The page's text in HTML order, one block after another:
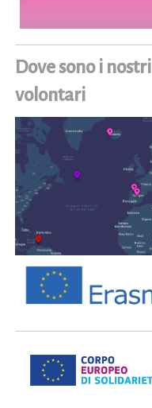
Dove sono i nostri
volontari